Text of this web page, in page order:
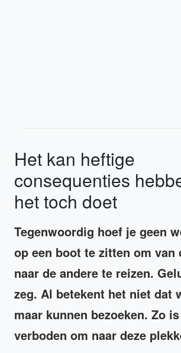
Het kan heftige
consequenties
het toch doet
Tegenwoordig hoef je geen
op een boot te zitten om van
naar de andere te reizen.
zeg. Al betekent het niet dat
maar kunnen bezoeken. Zo
verboden om naar deze